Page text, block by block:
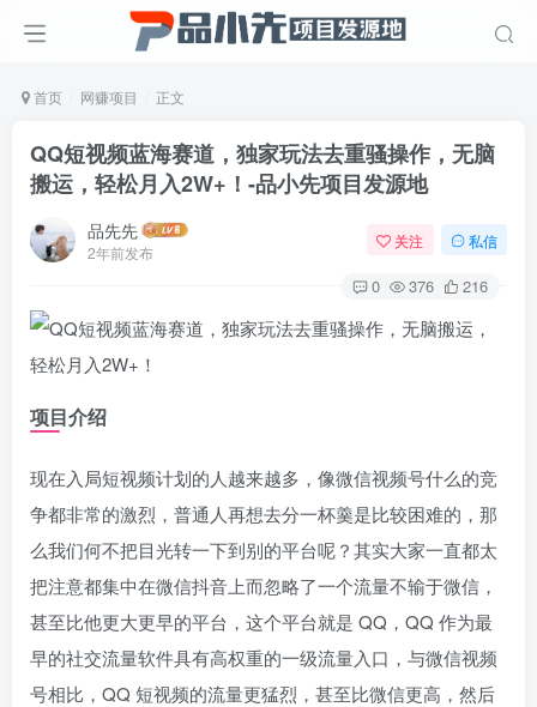
首页 网赚项目 正文
QQ短视频蓝海赛道，独家玩法去重骚操作，无脑
搬运，轻松月入2W+！ -品小先项目发源地
品先先
2年前发布
关注 私信
0 376 216
项目介绍
现在入局短视频计划的人越来越多，像微信视频号什么的竞
争都非常的激烈，普通人再想去分一杯羹是比较困难的，那
么我们何不把目光转一下到别的平台呢？其实大家一直都太
把注意都集中在微信抖音上而忽略了一个流量不输于微信，
甚至比他更大更早的平台，这个平台就是 QQ，QQ 作为最
早的社交流量软件具有高权重的一级流量入口，与微信视频
号相比，QQ 短视频的流量更猛烈，甚至比微信更高，然后